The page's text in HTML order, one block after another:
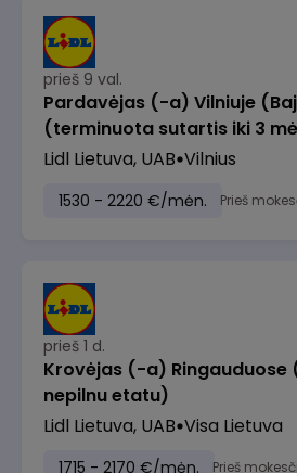
prieš 9 val.
Pardavėjas (-a) Vilniuje
(terminuota sutartis iki 3
Lidl Lietuva, UAB Vilnius
1530 - 2220 €/mėn. Prieš
prieš 1 d.
Krovėjas (-a)
nepilnu etatu)
Lidl Lietuva, UAB Visa Lietuva
1715 - 2170 €/mėn. Prieš